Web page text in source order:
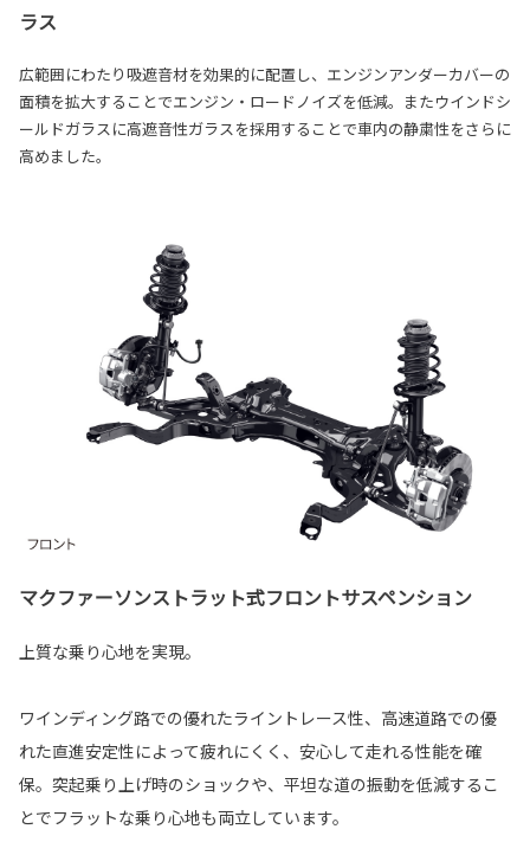
ラス
広範囲にわたり吸遮音材を効果的に配置し、エンジンアンダーカバーの
面積を拡大することでエンジン・ロードノイズを低減。またウインドシ
ールドガラスに高遮音性ガラスを採用することで車内の静粛性をさらに
高めました。
マクファーソンストラット式フロントサスペンション
上質な乗り心地を実現。
ワインディング路での優れたライントレース性、高速道路での優
れた直進安定性によって疲れにくく、安心して走れる性能を確
保。突起乗り上げ時のショックや、平坦な道の振動を低減するこ
とでフラットな乗り心地も両立しています。